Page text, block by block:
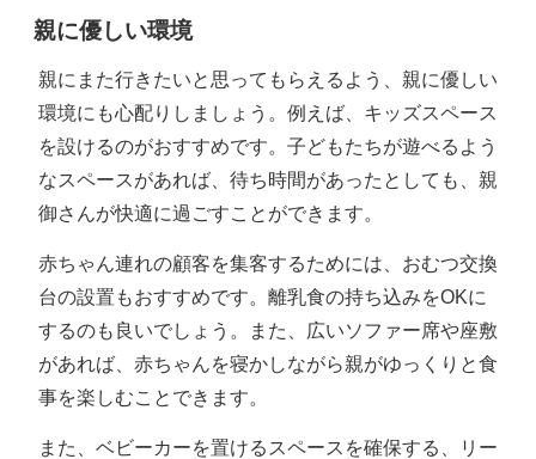
親に優しい環境
親にまた行きたいと思ってもらえるよう、親に優しい
環境にも心配りしましょう。例えば、キッズスペース
を設けるのがおすすめです。子どもたちが遊べるよう
なスペースがあれば、待ち時間があったとしても、親
御さんが快適に過ごすことができます。
赤ちゃん連れの顧客を集客するためには、おむつ交換
台の設置もおすすめです。離乳食の持ち込みをOKに
するのも良いでしょう。また、広いソファー席や座敷
があれば、赤ちゃんを寝かしながら親がゆっくりと食
事を楽しむことできます。
また、ベビーカーを置けるスペースを確保する、リー